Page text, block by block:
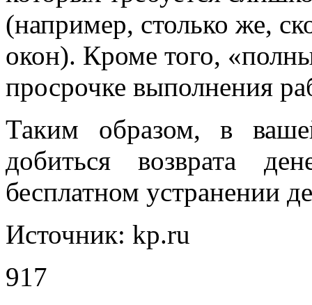
(например, столько же,
окон). Кроме того,
просрочке выполнения
Таким образом, в
добиться возврата
бесплатном устранении
Источник: kp.ru
917